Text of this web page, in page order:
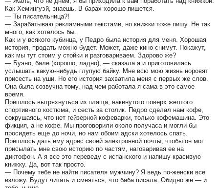
Как Хемингуэй, знаешь. В барах хорошо пишется.
— Ты писательница?!
— Зарабатываю рекламными текстами, но книжки тоже пишу. Не так
много, как хотелось бы.
Как и у всякого кубинца, у Педро была история для меня. Хорошая
история, продать можно будет. Может, даже кино снимут. Покажут,
как мы тут стоим у стойки и разговариваем. Здорово же?
— Буэно, бале (хорошо, ладно), — сказала я и приготовилась
услышать какую-нибудь глупую байку. Мне всю мою жизнь норовят
присесть на уши. Но его история захватила меня с первых же слов.
Она была созвучна тому, над чем работала я сама в это самое
время.
Пришлось вытряхнуться из плаща, накинутого поверх желтого
спортивного костюма, и сесть за столик. Педро сделал нам кофе,
сокрушаясь, что нет гейзерной кофеварки, только кофемашина. Это
фикция, а не кофе. Мы проговорили около получаса и могли бы
просидеть еще до ночи, но нам обоим адски хотелось спать.
Пришлось дать ему адрес своей электронной почты, чтобы он мог
присылать мне свою историю по частям, наговаривая ее на
диктофон. А я все это переведу с испанского и напишу красивую
книжку. Да, вот так просто.
— Почему тебе не найти писателя мужчину? Я ведь по-женски все
изложу. Будут читать и смеяться, что баба писала. Обидно же — и